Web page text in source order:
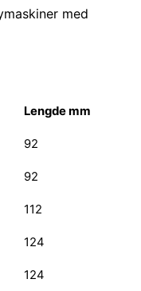
med
Lengde mm
92
92
112
124
124